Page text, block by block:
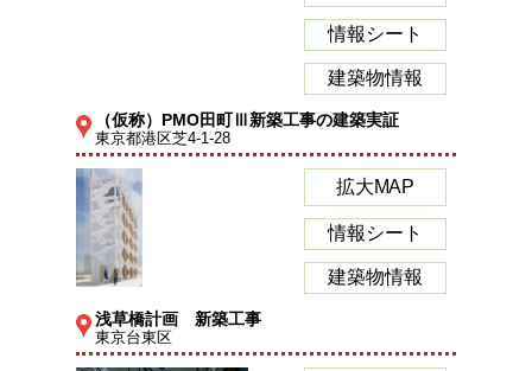
情報シート
建築物情報
（仮称）PMO田町Ⅲ新築工事の建築実証
東京都港区芝4-1-28
拡大MAP
情報シート
建築物情報
浅草橋計画 新築工事
東京台東区